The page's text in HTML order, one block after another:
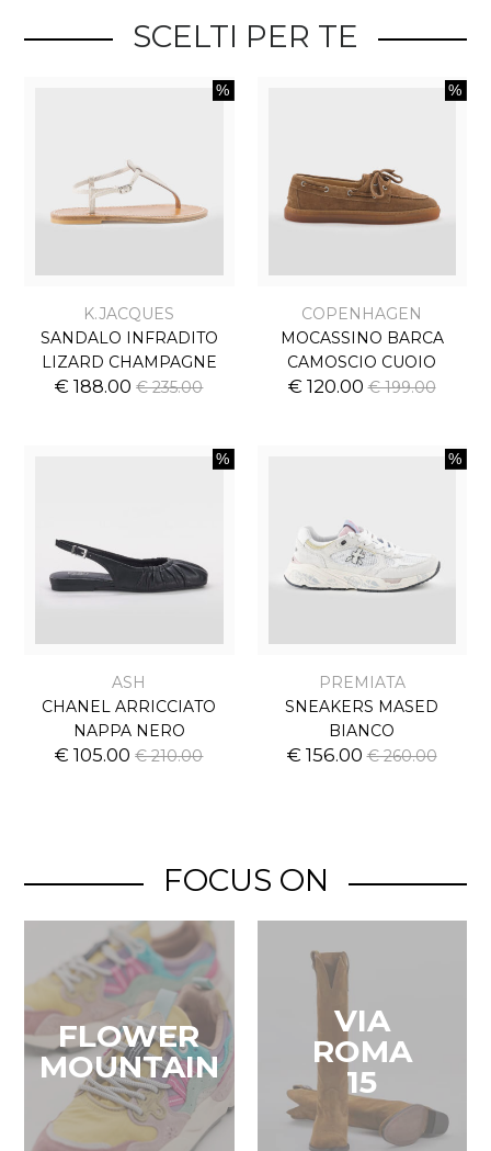
SCELTI PER TE
K.JACQUES
SANDALO INFRADITO
LIZARD CHAMPAGNE
€ 188.00€ 235.00
COPENHAGEN
MOCASSINO BARCA
CAMOSCIO CUOIO
€ 120.00€ 199.00
ASH
CHANEL ARRICCIATO
NAPPA NERO
€ 105.00€ 210.00
PREMIATA
SNEAKERS MASED
BIANCO
€ 156.00€ 260.00
FOCUS ON
FLOWER
MOUNTAIN
VIA
ROMA
15